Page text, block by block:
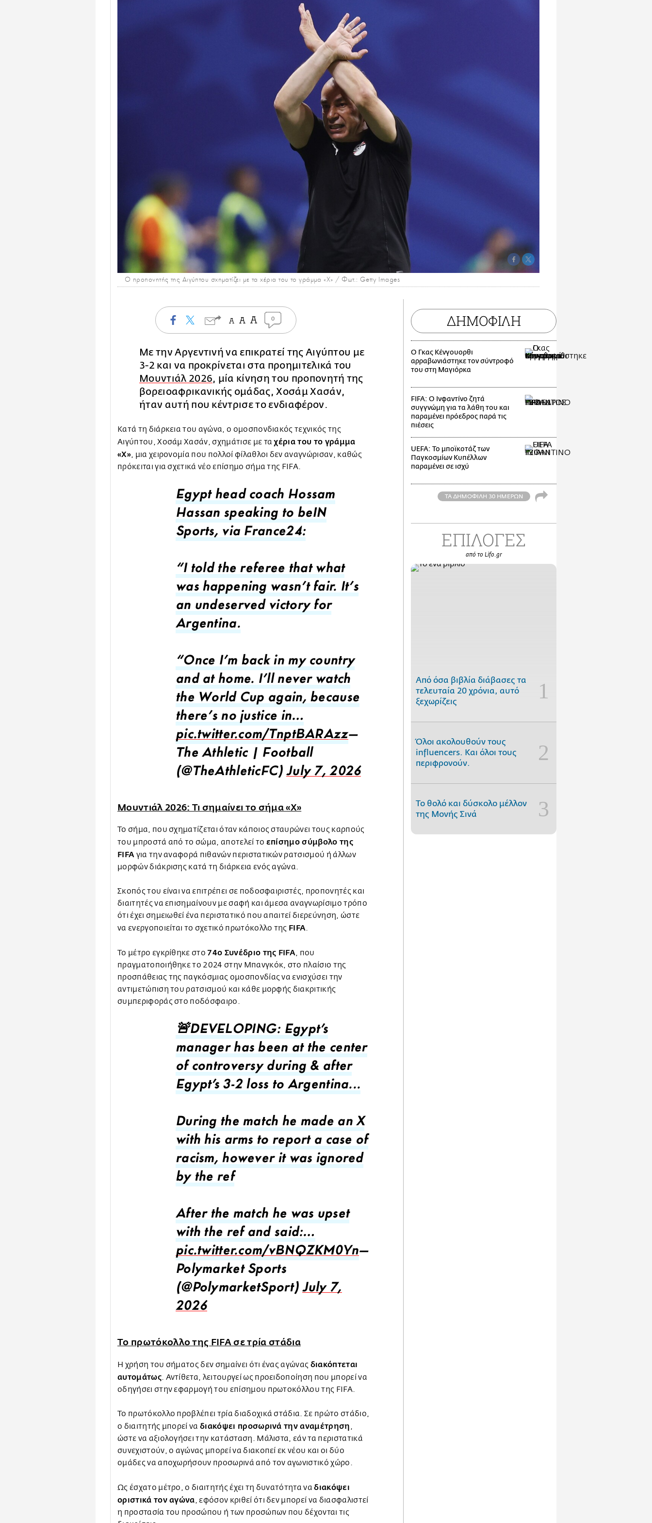
Ο προπονητής της Αιγύπτου σχηματίζει με τα χέρια του το γράμμα «Χ» / Φωτ.: Getty Images
0
Με την Αργεντινή να επικρατεί της Αιγύπτου με
3-2 και να προκρίνεται στα προημιτελικά του
Μουντιάλ 2026, μία κίνηση του προπονητή της
βορειοαφρικανικής ομάδας, Χοσάμ Χασάν,
ήταν αυτή που κέντρισε το ενδιαφέρον.
Κατά τη διάρκεια του αγώνα, ο ομοσπονδιακός τεχνικός της
Αιγύπτου, Χοσάμ Χασάν, σχημάτισε με ταχέρια του το γράμμα
«Χ», μια χειρονομία που πολλοί φίλαθλοι δεν αναγνώρισαν, καθώς
πρόκειται για σχετικά νέο επίσημο σήμα της FIFA.
Egypt head coach Hossam
Hassan speaking to beIN
Sports, via France24:
“I told the referee that what
was happening wasn’t fair. It’s
an undeserved victory for
Argentina.
“Once I’m back in my country
and at home. I’ll never watch
the World Cup again, because
there’s no justice in…
pic.twitter.com/TnptBARAzz —
The Athletic | Football
(@TheAthleticFC) July 7, 2026
Μουντιάλ 2026: Τι σημαίνει το σήμα «Χ»
Το σήμα, που σχηματίζεται όταν κάποιος σταυρώνει τους καρπούς
του μπροστά από το σώμα, αποτελεί το επίσημο σύμβολο της
FIFA για την αναφορά πιθανών περιστατικών ρατσισμού ή άλλων
μορφών διάκρισης κατά τη διάρκεια ενός αγώνα.
Σκοπός του είναι να επιτρέπει σε ποδοσφαιριστές, προπονητές και
διαιτητές να επισημαίνουν με σαφή και άμεσα αναγνωρίσιμο τρόπο
ότι έχει σημειωθεί ένα περιστατικό που απαιτεί διερεύνηση, ώστε
να ενεργοποιείται το σχετικό πρωτόκολλο της FIFA.
Το μέτρο εγκρίθηκε στο74ο Συνέδριο της FIFA, που
πραγματοποιήθηκε το 2024 στην Μπανγκόκ, στο πλαίσιο της
προσπάθειας της παγκόσμιας ομοσπονδίας να ενισχύσει την
αντιμετώπιση του ρατσισμού και κάθε μορφής διακριτικής
συμπεριφοράς στο ποδόσφαιρο.
🚨DEVELOPING: Egypt's
manager has been at the center
of controversy during & after
Egypt's 3-2 loss to Argentina...
During the match he made an X
with his arms to report a case of
racism, however it was ignored
by the ref
After the match he was upset
with the ref and said:…
pic.twitter.com/vBNQZKM0Yn—
Polymarket Sports
(@PolymarketSport) July 7,
2026
Το πρωτόκολλο της FIFA σε τρία στάδια
Η χρήση του σήματος δεν σημαίνει ότι ένας αγώνας διακόπτεται
αυτομάτως. Αντίθετα, λειτουργεί ως προειδοποίηση που μπορεί να
οδηγήσει στην εφαρμογή του επίσημου πρωτοκόλλου της FIFA.
Το πρωτόκολλο προβλέπει τρία διαδοχικά στάδια. Σε πρώτο στάδιο,
ο διαιτητής μπορεί ναδιακόψει προσωρινά την αναμέτρηση,
ώστε να αξιολογήσει την κατάσταση. Μάλιστα, εάν τα περιστατικά
συνεχιστούν, ο αγώνας μπορεί να διακοπεί εκ νέου και οι δύο
ομάδες να αποχωρήσουν προσωρινά από τον αγωνιστικό χώρο.
Ως έσχατο μέτρο, ο διαιτητής έχει τη δυνατότητα ναδιακόψει
οριστικά τον αγώνα, εφόσον κριθεί ότι δεν μπορεί να διασφαλιστεί
η προστασία του προσώπου ή των προσώπων που δέχονται τις
ΔΗΜΟΦΙΛΗ
Ο Γκας Κένγουορθι
αρραβωνιάστηκε τον σύντροφό
του στη Μαγιόρκα
FIFA: Ο Ινφαντίνο ζητά
συγγνώμη για τα λάθη του και
παραμένει πρόεδρος παρά τις
πιέσεις
UEFA: Το μποϊκοτάζ των
Παγκοσμίων Κυπέλλων
παραμένει σε ισχύ
ΤΑ ΔΗΜΟΦΙΛΗ 30 ΗΜΕΡΩΝ
ΕΠΙΛΟΓΕΣ
από το Lifo.gr
Από όσα βιβλία διάβασες τα
τελευταία 20 χρόνια, αυτό
ξεχωρίζεις
Όλοι ακολουθούν τους
influencers. Και όλοι τους
περιφρονούν.
Το θολό και δύσκολο μέλλον
της Μονής Σινά